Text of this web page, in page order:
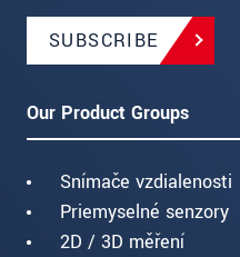
SUBSCRIBE
Our Product Groups
Snímače vzdialenosti
Priemyselné senzory
2D / 3D měření